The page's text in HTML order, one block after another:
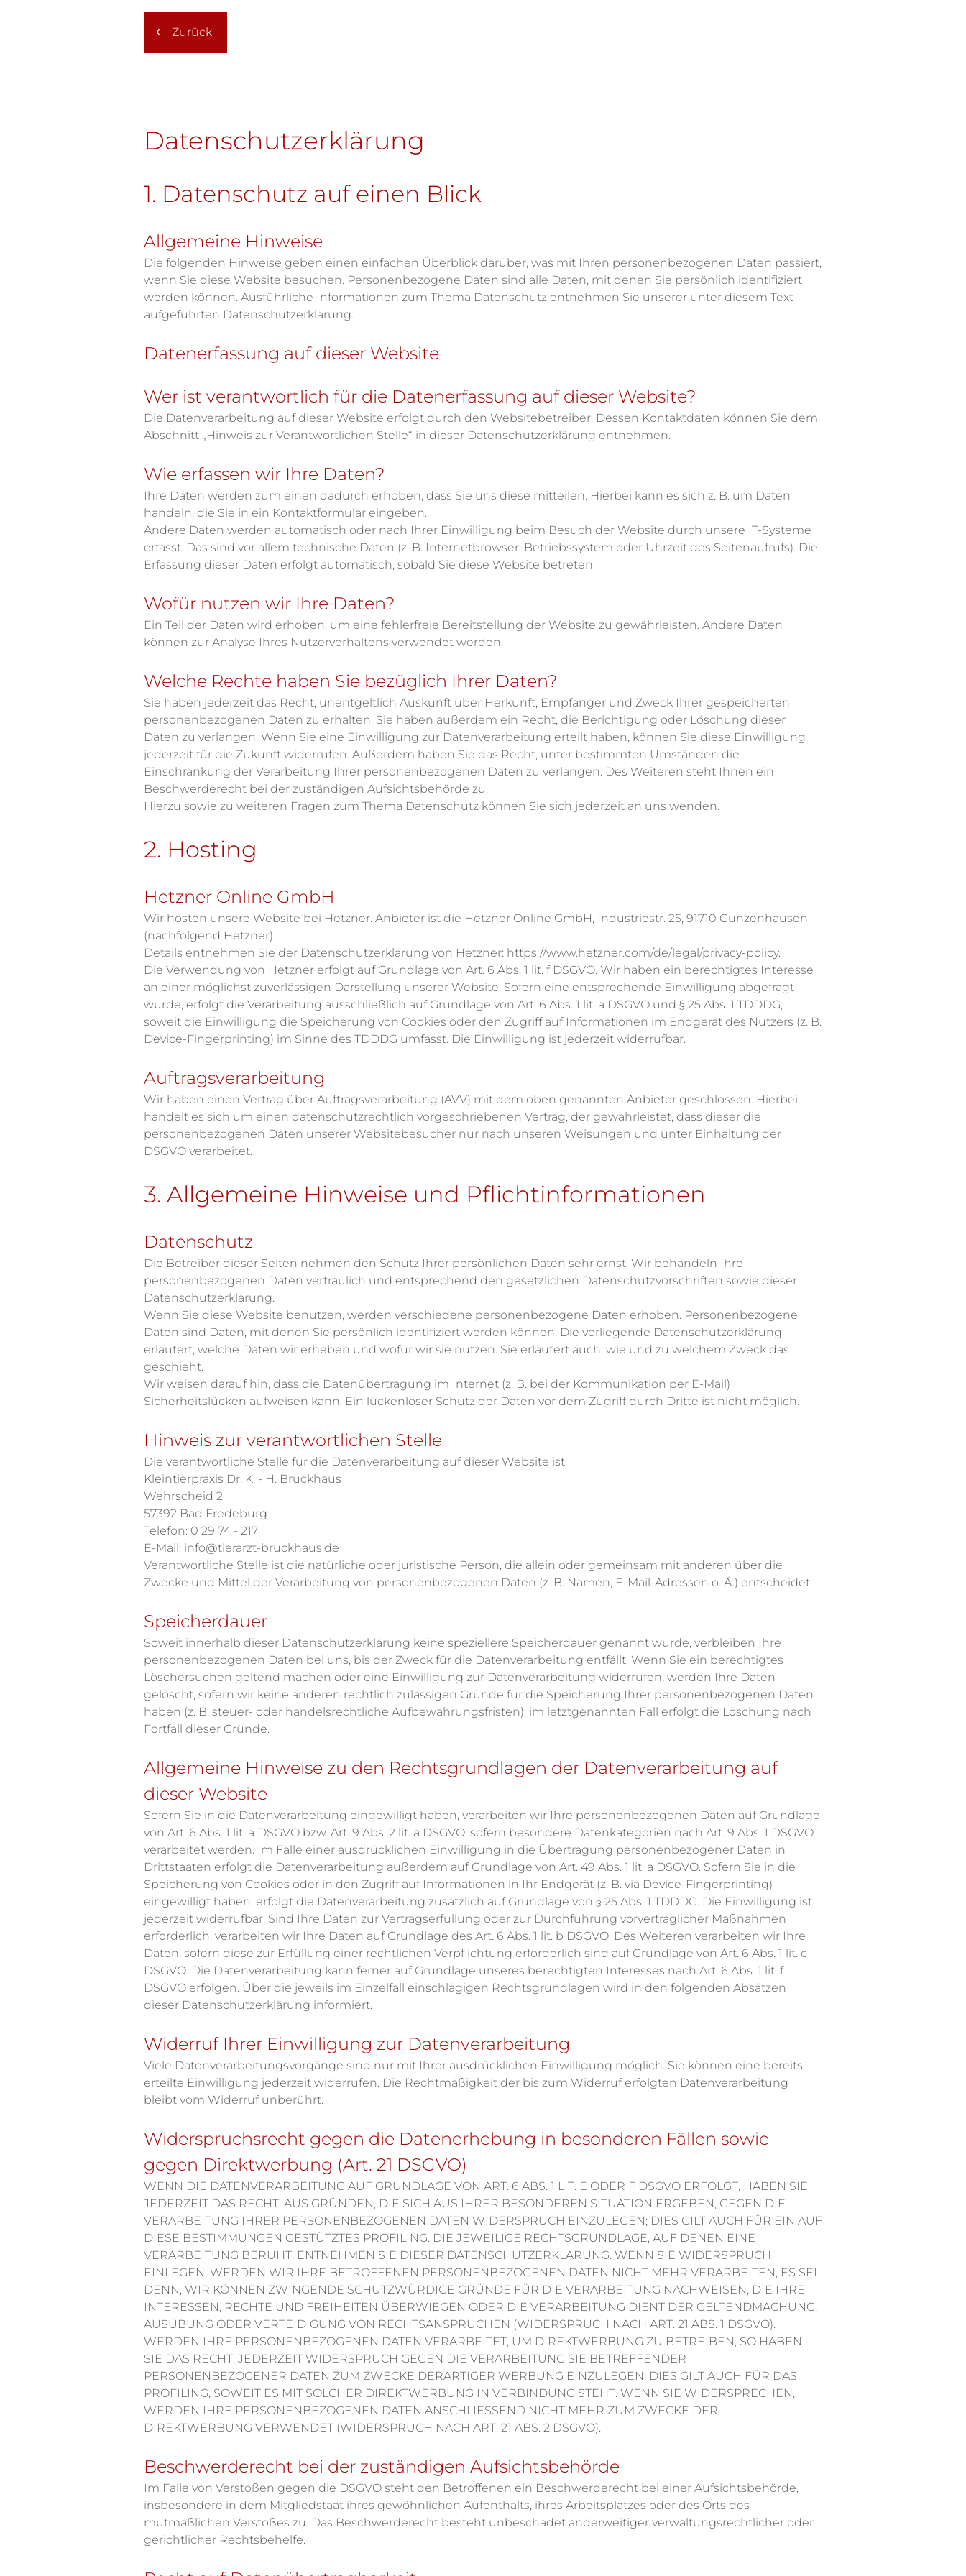
Zurück
Datenschutzerklärung
1. Datenschutz auf einen Blick
Allgemeine Hinweise
Die folgenden Hinweise geben einen einfachen Überblick darüber, was mit Ihren personenbezogenen Daten passiert,
wenn Sie diese Website besuchen. Personenbezogene Daten sind alle Daten, mit denen Sie persönlich identifiziert
werden können. Ausführliche Informationen zum Thema Datenschutz entnehmen Sie unserer unter diesem Text
aufgeführten Datenschutzerklärung.
Datenerfassung auf dieser Website
Wer ist verantwortlich für die Datenerfassung auf dieser Website?
Die Datenverarbeitung auf dieser Website erfolgt durch den Websitebetreiber. Dessen Kontaktdaten können Sie dem
Abschnitt „Hinweis zur Verantwortlichen Stelle“ in dieser Datenschutzerklärung entnehmen.
Wie erfassen wir Ihre Daten?
Ihre Daten werden zum einen dadurch erhoben, dass Sie uns diese mitteilen. Hierbei kann es sich z. B. um Daten
handeln, die Sie in ein Kontaktformular eingeben.
Andere Daten werden automatisch oder nach Ihrer Einwilligung beim Besuch der Website durch unsere IT-Systeme
erfasst. Das sind vor allem technische Daten (z. B. Internetbrowser, Betriebssystem oder Uhrzeit des Seitenaufrufs). Die
Erfassung dieser Daten erfolgt automatisch, sobald Sie diese Website betreten.
Wofür nutzen wir Ihre Daten?
Ein Teil der Daten wird erhoben, um eine fehlerfreie Bereitstellung der Website zu gewährleisten. Andere Daten
können zur Analyse Ihres Nutzerverhaltens verwendet werden.
Welche Rechte haben Sie bezüglich Ihrer Daten?
Sie haben jederzeit das Recht, unentgeltlich Auskunft über Herkunft, Empfänger und Zweck Ihrer gespeicherten
personenbezogenen Daten zu erhalten. Sie haben außerdem ein Recht, die Berichtigung oder Löschung dieser
Daten zu verlangen. Wenn Sie eine Einwilligung zur Datenverarbeitung erteilt haben, können Sie diese Einwilligung
jederzeit für die Zukunft widerrufen. Außerdem haben Sie das Recht, unter bestimmten Umständen die
Einschränkung der Verarbeitung Ihrer personenbezogenen Daten zu verlangen. Des Weiteren steht Ihnen ein
Beschwerderecht bei der zuständigen Aufsichtsbehörde zu.
Hierzu sowie zu weiteren Fragen zum Thema Datenschutz können Sie sich jederzeit an uns wenden.
2. Hosting
Hetzner Online GmbH
Wir hosten unsere Website bei Hetzner. Anbieter ist die Hetzner Online GmbH, Industriestr. 25, 91710 Gunzenhausen
(nachfolgend Hetzner).
Details entnehmen Sie der Datenschutzerklärung von Hetzner: https://www.hetzner.com/de/legal/privacy-policy.
Die Verwendung von Hetzner erfolgt auf Grundlage von Art. 6 Abs. 1 lit. f DSGVO. Wir haben ein berechtigtes Interesse
an einer möglichst zuverlässigen Darstellung unserer Website. Sofern eine entsprechende Einwilligung abgefragt
wurde, erfolgt die Verarbeitung ausschließlich auf Grundlage von Art. 6 Abs. 1 lit. a DSGVO und § 25 Abs. 1 TDDDG,
soweit die Einwilligung die Speicherung von Cookies oder den Zugriff auf Informationen im Endgerät des Nutzers (z. B.
Device-Fingerprinting) im Sinne des TDDDG umfasst. Die Einwilligung ist jederzeit widerrufbar.
Auftragsverarbeitung
Wir haben einen Vertrag über Auftragsverarbeitung (AVV) mit dem oben genannten Anbieter geschlossen. Hierbei
handelt es sich um einen datenschutzrechtlich vorgeschriebenen Vertrag, der gewährleistet, dass dieser die
personenbezogenen Daten unserer Websitebesucher nur nach unseren Weisungen und unter Einhaltung der
DSGVO verarbeitet.
3. Allgemeine Hinweise und Pflichtinformationen
Datenschutz
Die Betreiber dieser Seiten nehmen den Schutz Ihrer persönlichen Daten sehr ernst. Wir behandeln Ihre
personenbezogenen Daten vertraulich und entsprechend den gesetzlichen Datenschutzvorschriften sowie dieser
Datenschutzerklärung.
Wenn Sie diese Website benutzen, werden verschiedene personenbezogene Daten erhoben. Personenbezogene
Daten sind Daten, mit denen Sie persönlich identifiziert werden können. Die vorliegende Datenschutzerklärung
erläutert, welche Daten wir erheben und wofür wir sie nutzen. Sie erläutert auch, wie und zu welchem Zweck das
geschieht.
Wir weisen darauf hin, dass die Datenübertragung im Internet (z. B. bei der Kommunikation per E-Mail)
Sicherheitslücken aufweisen kann. Ein lückenloser Schutz der Daten vor dem Zugriff durch Dritte ist nicht möglich.
Hinweis zur verantwortlichen Stelle
Die verantwortliche Stelle für die Datenverarbeitung auf dieser Website ist:
Kleintierpraxis Dr. K. - H. Bruckhaus
Wehrscheid 2
57392 Bad Fredeburg
Telefon: 0 29 74 - 217
E-Mail: info@tierarzt-bruckhaus.de
Verantwortliche Stelle ist die natürliche oder juristische Person, die allein oder gemeinsam mit anderen über die
Zwecke und Mittel der Verarbeitung von personenbezogenen Daten (z. B. Namen, E-Mail-Adressen o. Ä.) entscheidet.
Speicherdauer
Soweit innerhalb dieser Datenschutzerklärung keine speziellere Speicherdauer genannt wurde, verbleiben Ihre
personenbezogenen Daten bei uns, bis der Zweck für die Datenverarbeitung entfällt. Wenn Sie ein berechtigtes
Löschersuchen geltend machen oder eine Einwilligung zur Datenverarbeitung widerrufen, werden Ihre Daten
gelöscht, sofern wir keine anderen rechtlich zulässigen Gründe für die Speicherung Ihrer personenbezogenen Daten
haben (z. B. steuer- oder handelsrechtliche Aufbewahrungsfristen); im letztgenannten Fall erfolgt die Löschung nach
Fortfall dieser Gründe.
Allgemeine Hinweise zu den Rechtsgrundlagen der Datenverarbeitung auf
dieser Website
Sofern Sie in die Datenverarbeitung eingewilligt haben, verarbeiten wir Ihre personenbezogenen Daten auf Grundlage
von Art. 6 Abs. 1 lit. a DSGVO bzw. Art. 9 Abs. 2 lit. a DSGVO, sofern besondere Datenkategorien nach Art. 9 Abs. 1 DSGVO
verarbeitet werden. Im Falle einer ausdrücklichen Einwilligung in die Übertragung personenbezogener Daten in
Drittstaaten erfolgt die Datenverarbeitung außerdem auf Grundlage von Art. 49 Abs. 1 lit. a DSGVO. Sofern Sie in die
Speicherung von Cookies oder in den Zugriff auf Informationen in Ihr Endgerät (z. B. via Device-Fingerprinting)
eingewilligt haben, erfolgt die Datenverarbeitung zusätzlich auf Grundlage von § 25 Abs. 1 TDDDG. Die Einwilligung ist
jederzeit widerrufbar. Sind Ihre Daten zur Vertragserfüllung oder zur Durchführung vorvertraglicher Maßnahmen
erforderlich, verarbeiten wir Ihre Daten auf Grundlage des Art. 6 Abs. 1 lit. b DSGVO. Des Weiteren verarbeiten wir Ihre
Daten, sofern diese zur Erfüllung einer rechtlichen Verpflichtung erforderlich sind auf Grundlage von Art. 6 Abs. 1 lit. c
DSGVO. Die Datenverarbeitung kann ferner auf Grundlage unseres berechtigten Interesses nach Art. 6 Abs. 1 lit. f
DSGVO erfolgen. Über die jeweils im Einzelfall einschlägigen Rechtsgrundlagen wird in den folgenden Absätzen
dieser Datenschutzerklärung informiert.
Widerruf Ihrer Einwilligung zur Datenverarbeitung
Viele Datenverarbeitungsvorgänge sind nur mit Ihrer ausdrücklichen Einwilligung möglich. Sie können eine bereits
erteilte Einwilligung jederzeit widerrufen. Die Rechtmäßigkeit der bis zum Widerruf erfolgten Datenverarbeitung
bleibt vom Widerruf unberührt.
Widerspruchsrecht gegen die Datenerhebung in besonderen Fällen sowie
gegen Direktwerbung (Art. 21 DSGVO)
WENN DIE DATENVERARBEITUNG AUF GRUNDLAGE VON ART. 6 ABS. 1 LIT. E ODER F DSGVO ERFOLGT, HABEN SIE
JEDERZEIT DAS RECHT, AUS GRÜNDEN, DIE SICH AUS IHRER BESONDEREN SITUATION ERGEBEN, GEGEN DIE
VERARBEITUNG IHRER PERSONENBEZOGENEN DATEN WIDERSPRUCH EINZULEGEN; DIES GILT AUCH FÜR EIN AUF
DIESE BESTIMMUNGEN GESTÜTZTES PROFILING. DIE JEWEILIGE RECHTSGRUNDLAGE, AUF DENEN EINE
VERARBEITUNG BERUHT, ENTNEHMEN SIE DIESER DATENSCHUTZERKLÄRUNG. WENN SIE WIDERSPRUCH
EINLEGEN, WERDEN WIR IHRE BETROFFENEN PERSONENBEZOGENEN DATEN NICHT MEHR VERARBEITEN, ES SEI
DENN, WIR KÖNNEN ZWINGENDE SCHUTZWÜRDIGE GRÜNDE FÜR DIE VERARBEITUNG NACHWEISEN, DIE IHRE
INTERESSEN, RECHTE UND FREIHEITEN ÜBERWIEGEN ODER DIE VERARBEITUNG DIENT DER GELTENDMACHUNG,
AUSÜBUNG ODER VERTEIDIGUNG VON RECHTSANSPRÜCHEN (WIDERSPRUCH NACH ART. 21 ABS. 1 DSGVO).
WERDEN IHRE PERSONENBEZOGENEN DATEN VERARBEITET, UM DIREKTWERBUNG ZU BETREIBEN, SO HABEN
SIE DAS RECHT, JEDERZEIT WIDERSPRUCH GEGEN DIE VERARBEITUNG SIE BETREFFENDER
PERSONENBEZOGENER DATEN ZUM ZWECKE DERARTIGER WERBUNG EINZULEGEN; DIES GILT AUCH FÜR DAS
PROFILING, SOWEIT ES MIT SOLCHER DIREKTWERBUNG IN VERBINDUNG STEHT. WENN SIE WIDERSPRECHEN,
WERDEN IHRE PERSONENBEZOGENEN DATEN ANSCHLIESSEND NICHT MEHR ZUM ZWECKE DER
DIREKTWERBUNG VERWENDET (WIDERSPRUCH NACH ART. 21 ABS. 2 DSGVO).
Beschwerderecht bei der zuständigen Aufsichtsbehörde
Im Falle von Verstößen gegen die DSGVO steht den Betroffenen ein Beschwerderecht bei einer Aufsichtsbehörde,
insbesondere in dem Mitgliedstaat ihres gewöhnlichen Aufenthalts, ihres Arbeitsplatzes oder des Orts des
mutmaßlichen Verstoßes zu. Das Beschwerderecht besteht unbeschadet anderweitiger verwaltungsrechtlicher oder
gerichtlicher Rechtsbehelfe.